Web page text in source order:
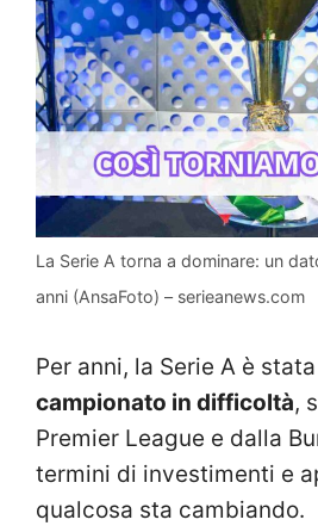
La Serie A torna a dominare: un
anni (AnsaFoto) – serieanews.com
Per anni, la Serie A è
campionato in difficoltà,
Premier League e dalla
termini di investimenti e
qualcosa sta cambiando.